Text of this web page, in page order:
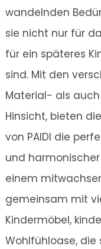
wandelnden
sie nicht nur für
für ein späteres
sind. Mit den
Material- als
Hinsicht, bieten
von PAIDI die
und
einem
gemeinsam mit
Kindermöbel,
Wohlfühloase,